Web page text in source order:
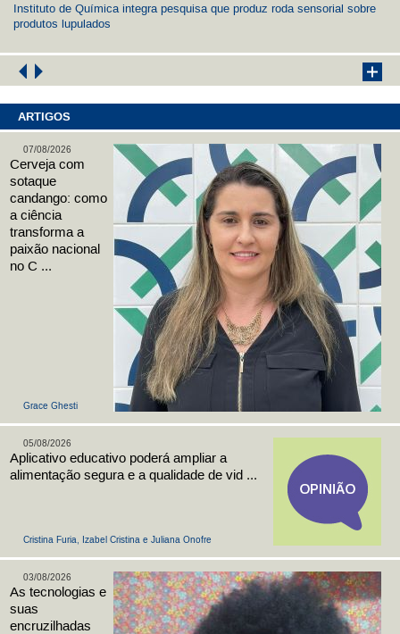
Instituto de Química integra pesquisa que produz roda sensorial sobre
produtos lupulados
ARTIGOS
Grace Ghesti
07/08/2026
Cerveja com
sotaque
candango: como
a ciência
transforma a
paixão nacional
no C ...
Cristina Furia, Izabel Cristina e Juliana Onofre
05/08/2026
Aplicativo educativo poderá ampliar a
alimentação segura e a qualidade de vid ...
03/08/2026
As tecnologias e
suas
encruzilhadas